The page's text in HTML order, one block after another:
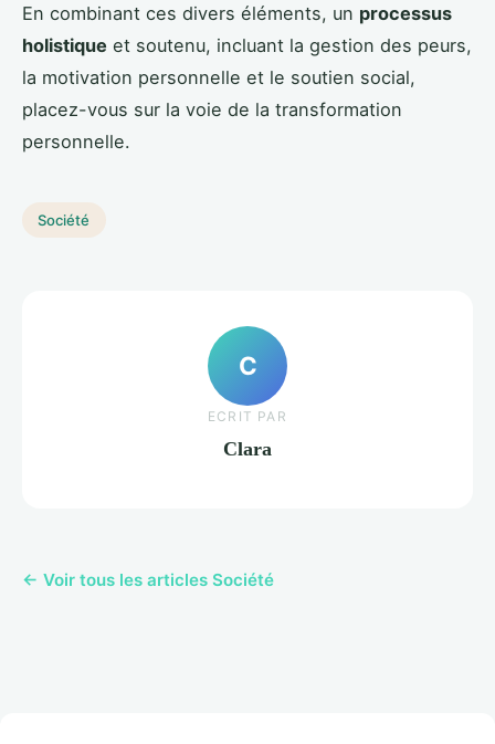
En combinant ces divers éléments, un processus
holistique et soutenu, incluant la gestion des peurs,
la motivation personnelle et le soutien social,
placez-vous sur la voie de la transformation
personnelle.
Société
C
ECRIT PAR
Clara
← Voir tous les articles Société